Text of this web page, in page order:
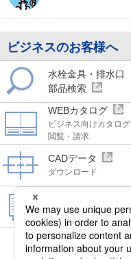
ビジネスのお客様へ
水栓金具・排水口
部品検索
WEBカタログ
ビジネス向けカタログ
閲覧・請求
CADデータ
ダウンロード
施工説明書
ダウンロード